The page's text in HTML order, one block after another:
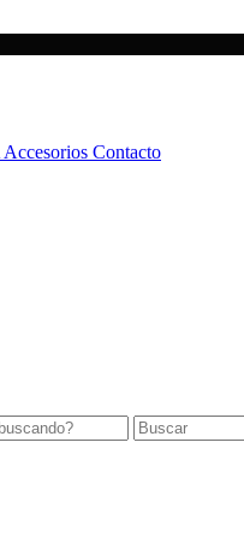
Accesorios Contacto